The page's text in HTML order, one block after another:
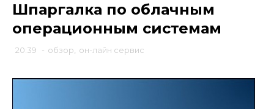
Шпаргалка по облачным
операционным системам
20:39 - обзор он-лайн сервис